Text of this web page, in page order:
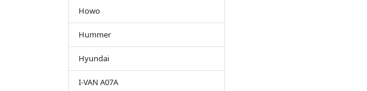
Howo
Hummer
Hyundai
I-VAN A07A